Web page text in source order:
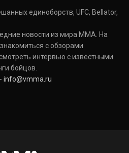
единоборств, UFC, Bellator,
новости из мира ММА. На
с обзорами
интервью с известными
бойцов.
info@vmma.ru